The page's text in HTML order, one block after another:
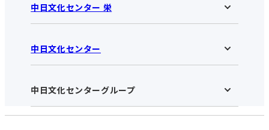
中日文化センター 栄
中日文化センター 栄HOME
お知らせ
アクセス･営業時間
お申し込みの流れ
入会と受講のご案内
中日文化センター
中日文化センターHOME
中日文化センターとは
受講規約・会員特典
中日文化センターグループ